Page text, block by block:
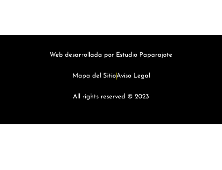
All rights reserved © 2023
Mapa del SitioAviso Legal
Web desarrollada por Estudio Paparajote